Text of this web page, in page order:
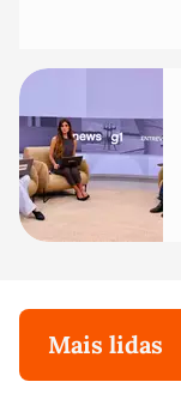
Mais lidas